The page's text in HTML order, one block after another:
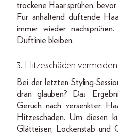
trockene Haar sprühen,
Für anhaltend duftende
immer wieder
Duftlinie bleiben.
3. Hitzeschäden vermeiden
Bei der letzten Styling-
dran glauben? Das
Geruch nach versenkten
Hitzeschaden. Um diesen
Glätteisen, Lockenstab und